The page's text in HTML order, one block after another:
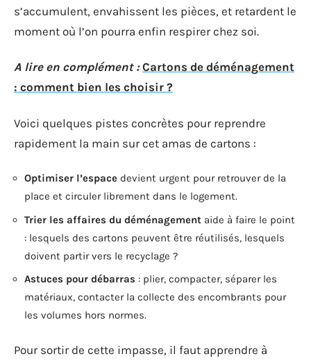
s’accumulent, envahissent les pièces, et retardent le
moment où l’on pourra enfin respirer chez soi.
A lire en complément : Cartons de déménagement
: comment bien les choisir ?
Voici quelques pistes concrètes pour reprendre
rapidement la main sur cet amas de cartons :
Optimiser l’espace devient urgent pour retrouver de la
place et circuler librement dans le logement.
Trier les affaires du déménagement aide à faire le point
: lesquels des cartons peuvent être réutilisés, lesquels
doivent partir vers le recyclage ?
Astuces pour débarras : plier, compacter, séparer les
matériaux, contacter la collecte des encombrants pour
les volumes hors normes.
Pour sortir de cette impasse, il faut apprendre à